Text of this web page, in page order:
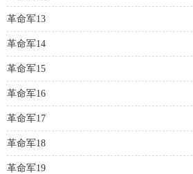
革命军13
革命军14
革命军15
革命军16
革命军17
革命军18
革命军19